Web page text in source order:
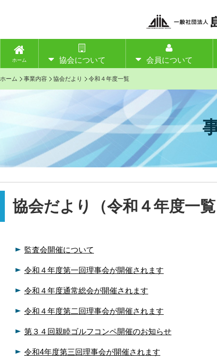
ホーム 協会について 会員について
ホーム 事業内容 協会だより 令和４年度一覧
協会だより（令和４年度一
監査会開催について
令和４年度第一回理事会が開催されます
令和４年度通常総会が開催されます
令和４年度第二回理事会が開催されます
第３４回親睦ゴルフコンペ開催のお知らせ
令和4年度第三回理事会が開催されます